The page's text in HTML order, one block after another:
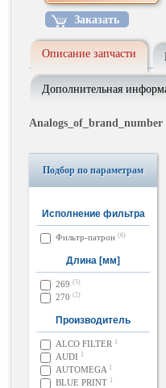
Заказать
Описание запчасти
Дополнительная
Подбор по параметрам
Исполнение фильтра
Фильтр-патрон (6)
Длина [мм]
269 (5)
270 (2)
Производитель
ALCO FILTER 1
AUDI 1
AUTOMEGA 1
BLUE PRINT 1